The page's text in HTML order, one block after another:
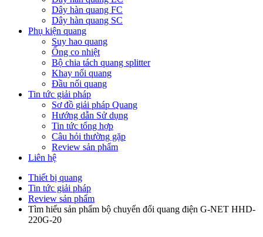
Dây hàn quang FC
Dây hàn quang SC
Phụ kiện quang
Suy hao quang
Ống co nhiệt
Bộ chia tách quang splitter
Khay nối quang
Đầu nối quang
Tin tức giải pháp
Sơ đồ giải pháp Quang
Hướng dẫn Sử dụng
Tin tức tổng hợp
Câu hỏi thường gặp
Review sản phẩm
Liên hệ
Thiết bị quang
Tin tức giải pháp
Review sản phẩm
Tìm hiểu sản phẩm bộ chuyển đổi quang điện G-NET HHD-
220G-20